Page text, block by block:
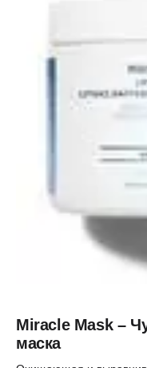
Miracle Mask –
маска